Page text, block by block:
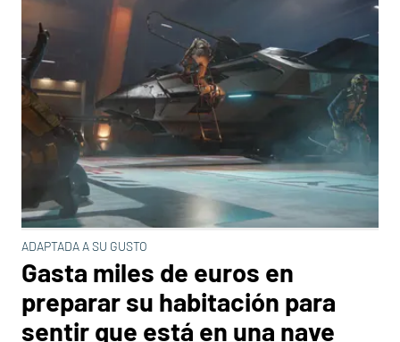
ADAPTADA A SU GUSTO
Gasta miles de euros en
preparar su habitación para
sentir que está en una nave